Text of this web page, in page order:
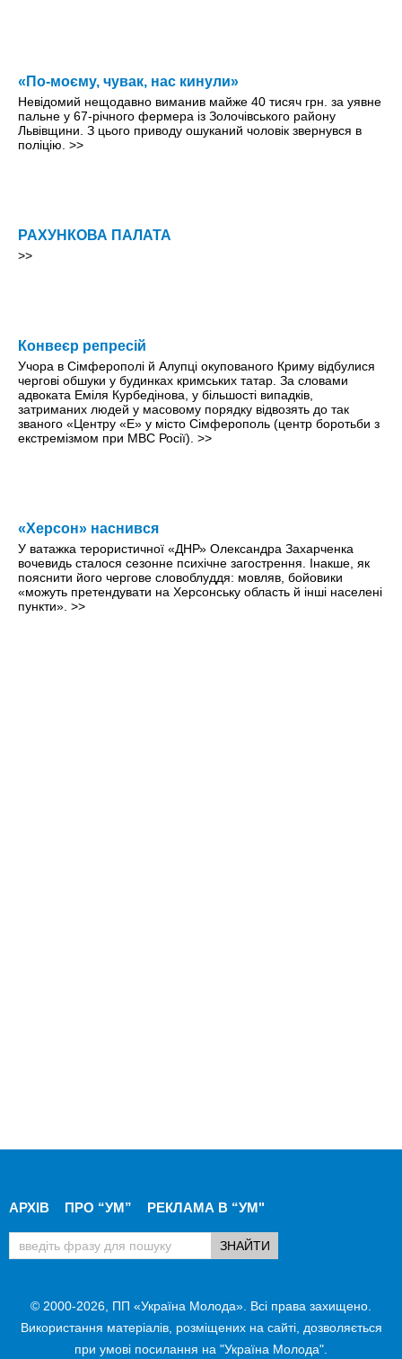
«По-моєму, чувак, нас кинули»
Невідомий нещодавно виманив майже 40 тисяч грн. за уявне
пальне у 67-річного фермера із Золочівського району
Львівщини. З цього приводу ошуканий чоловік звернувся в
поліцію. >>
РАХУНКОВА ПАЛАТА
>>
Конвеєр репресій
Учора в Сімферополі й Алупці окупованого Криму відбулися
чергові обшуки у будинках кримських татар. За словами
адвоката Еміля Курбедінова, у більшості випадків,
затриманих людей у масовому порядку відвозять до так
званого «Центру «Е» у місто Сімферополь (центр боротьби з
екстремізмом при МВС Росії). >>
«Херсон» наснився
У ватажка терористичної «ДНР» Олександра Захарченка
вочевидь сталося сезонне психічне загострення. Інакше, як
пояснити його чергове словоблуддя: мовляв, бойовики
«можуть претендувати на Херсонську область й інші населені
пункти». >>
АРХІВ ПРО “УМ” РЕКЛАМА В “УМ"
© 2000-2026, ПП «Україна Молода». Всі права захищено.
Використання матеріалів, розміщених на сайті, дозволяється
при умові посилання на "Україна Молода".